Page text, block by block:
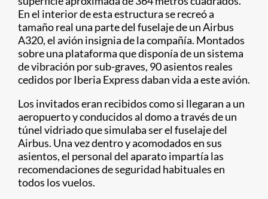
En el interior de esta estructura se recreó a
tamaño real una parte del fuselaje de un Airbus
A320, el avión insignia de la compañía. Montados
sobre una plataforma que disponía de un sistema
de vibración por sub-graves, 90 asientos reales
cedidos por Iberia Express daban vida a este avión.
Los invitados eran recibidos como si llegaran a un
aeropuerto y conducidos al domo a través de un
túnel vidriado que simulaba ser el fuselaje del
Airbus. Una vez dentro y acomodados en sus
asientos, el personal del aparato impartía las
recomendaciones de seguridad habituales en
todos los vuelos.